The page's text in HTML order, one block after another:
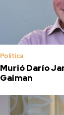
Política
Murió Darío
Gaiman